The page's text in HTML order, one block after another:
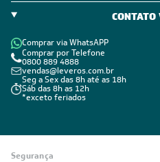
CONTATO
Comprar via WhatsAPP
Comprar por Telefone
0800 889 4888
vendas@leveros.com.br
Seg a Sex das 8h até as 18h
Sáb das 8h as 12h
*exceto feriados
Segurança